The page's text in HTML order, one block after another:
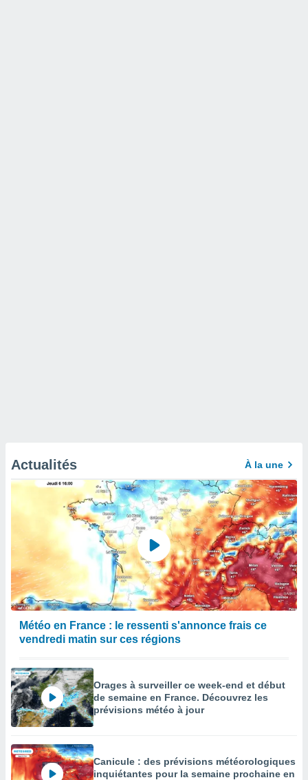
Actualités À la une
Météo en France : le ressenti s'annonce frais ce
vendredi matin sur ces régions
Orages à surveiller ce week-end et début
de semaine en France. Découvrez les
prévisions météo à jour
Canicule : des prévisions météorologiques
inquiétantes pour la semaine prochaine en